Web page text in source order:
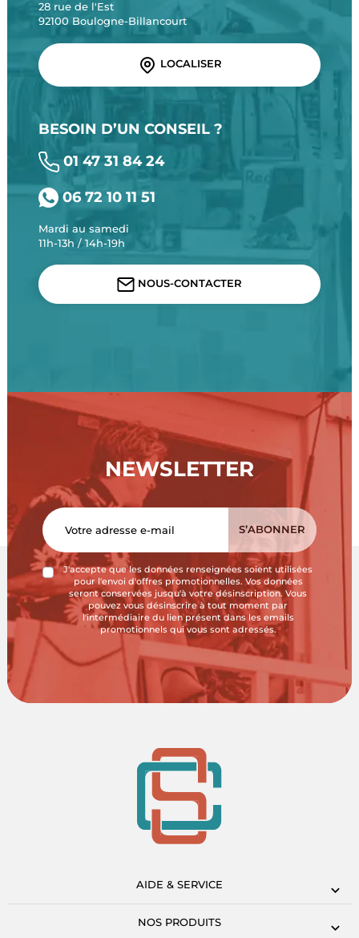
28 rue de l'Est
92100 Boulogne-Billancourt
LOCALISER
BESOIN D’UN CONSEIL ?
01 47 31 84 24
06 72 10 11 51
Mardi au samedi
11h-13h / 14h-19h
NOUS-CONTACTER
NEWSLETTER
J'accepte que les données renseignées soient utilisées
pour l'envoi d'offres promotionnelles. Vos données
seront conservées jusqu'à votre désinscription. Vous
pouvez vous désinscrire à tout moment par
l'intermédiaire du lien présent dans les emails
promotionnels qui vous sont adressés.
AIDE & SERVICE
NOS PRODUITS